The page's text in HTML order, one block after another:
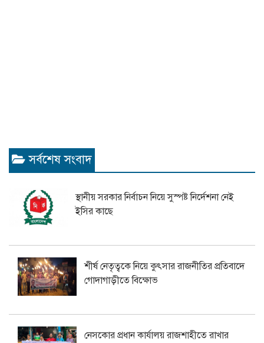
সর্বশেষ সংবাদ
স্থানীয় সরকার নির্বাচন নিয়ে সুস্পষ্ট নির্দেশনা নেই
ইসির কাছে
শীর্ষ নেতৃত্বকে নিয়ে কুৎসার রাজনীতির প্রতিবাদে
গোদাগাড়ীতে বিক্ষোভ
নেসকোর প্রধান কার্যালয় রাজশাহীতে রাখার